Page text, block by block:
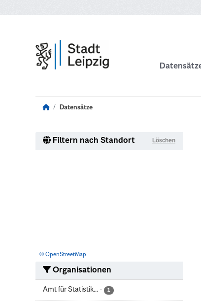
Datensätze
Filtern nach Standort Löschen
© OpenStreetMap
Organisationen
Amt für Statistik... - 1